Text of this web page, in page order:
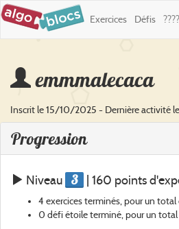
Exercices Défis
emmmalecaca
Inscrit le 15/10/2025 - Dernière activité
Progression
Niveau 3 | 160 points
4 exercices terminés, pour un
0 défi étoile terminé, pour un